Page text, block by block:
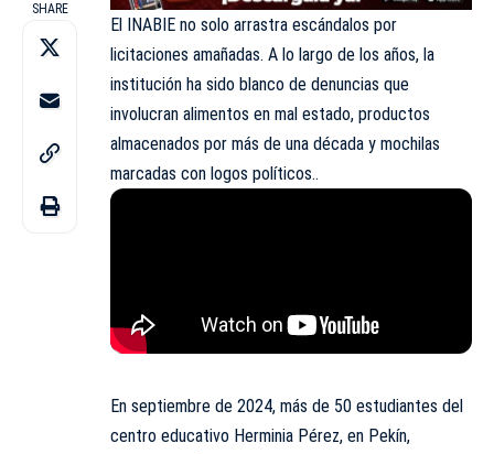
SHARE
El INABIE no solo arrastra escándalos por
licitaciones amañadas. A lo largo de los años, la
institución ha sido blanco de denuncias que
involucran alimentos en mal estado, productos
almacenados por más de una década y mochilas
marcadas con logos políticos..
En septiembre de 2024, más de 50 estudiantes del
centro educativo Herminia Pérez, en Pekín,